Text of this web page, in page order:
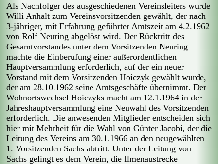
Als Nachfolger des ausgeschiedenen Vereinsleiters wurde
Willi Anhalt zum Vereinsvorsitzenden gewählt, der nach
3-jähriger, mit Erfahrung geführter Amtszeit am 4.2.1962
von Rolf Neuring abgelöst wird. Der Rücktritt des
Gesamtvorstandes unter dem Vorsitzenden Neuring
machte die Einberufung einer außerordentlichen
Hauptversammlung erforderlich, auf der ein neuer
Vorstand mit dem Vorsitzenden Hoiczyk gewählt wurde,
der am 28.10.1962 seine Amtsgeschäfte übernimmt. Der
Wohnortswechsel Hoiczyks macht am 12.1.1964 in der
Jahreshauptversammlung eine Neuwahl des Vorsitzenden
erforderlich. Die anwesenden Mitglieder entscheiden sich
hier mit Mehrheit für die Wahl von Günter Jacobi, der die
Leitung des Vereins am 30.1.1966 an den neugewählten
1. Vorsitzenden Sachs abtritt. Unter der Leitung von
Sachs gelingt es dem Verein, die Ilmenaustrecke